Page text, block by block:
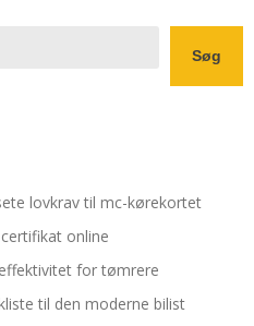
Søg
lovkrav til mc-kørekortet
online
for tømrere
til den moderne bilist